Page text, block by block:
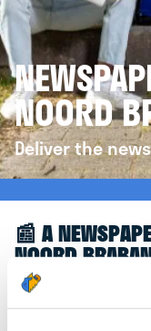
NOORD
Deliver the
📰 A
NOORD
Great to see